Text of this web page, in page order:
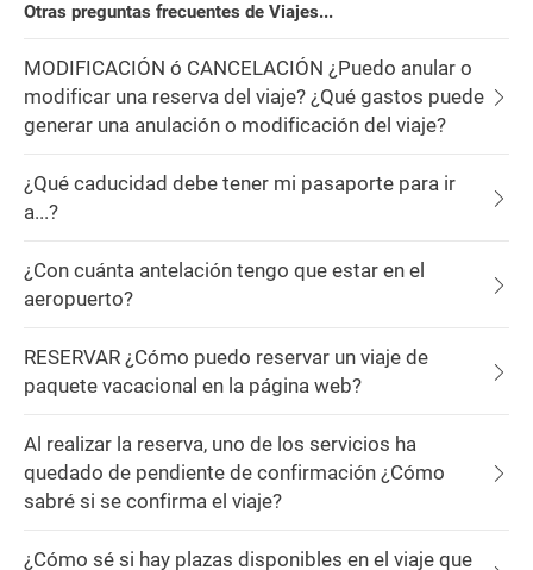
Otras preguntas frecuentes de Viajes...
MODIFICACIÓN ó CANCELACIÓN ¿Puedo anular o
modificar una reserva del viaje? ¿Qué gastos puede
generar una anulación o modificación del viaje?
¿Qué caducidad debe tener mi pasaporte para ir
a...?
¿Con cuánta antelación tengo que estar en el
aeropuerto?
RESERVAR ¿Cómo puedo reservar un viaje de
paquete vacacional en la página web?
Al realizar la reserva, uno de los servicios ha
quedado de pendiente de confirmación ¿Cómo
sabré si se confirma el viaje?
¿Cómo sé si hay plazas disponibles en el viaje que